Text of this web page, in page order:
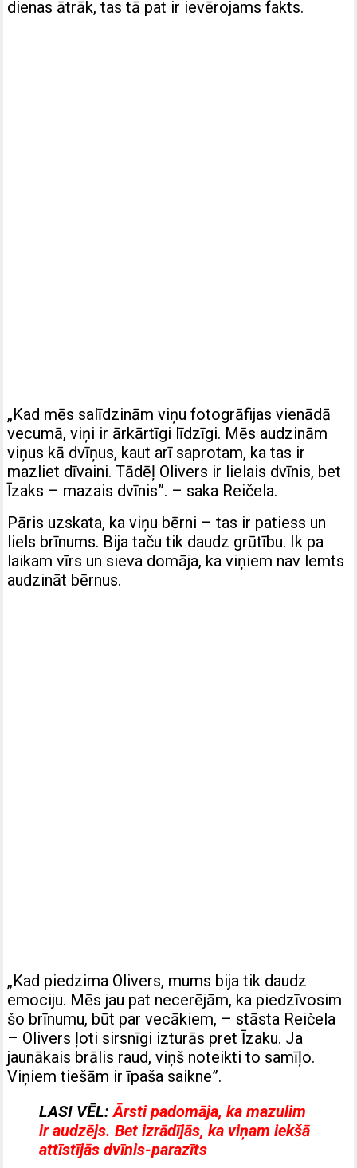
dienas ātrāk, tas tā pat ir ievērojams fakts.
„Kad mēs salīdzinām viņu fotogrāfijas vienādā
vecumā, viņi ir ārkārtīgi līdzīgi. Mēs audzinām
viņus kā dvīņus, kaut arī saprotam, ka tas ir
mazliet dīvaini. Tādēļ Olivers ir lielais dvīnis, bet
Īzaks – mazais dvīnis”. – saka Reičela.
Pāris uzskata, ka viņu bērni – tas ir patiess un
liels brīnums. Bija taču tik daudz grūtību. Ik pa
laikam vīrs un sieva domāja, ka viņiem nav lemts
audzināt bērnus.
„Kad piedzima Olivers, mums bija tik daudz
emociju. Mēs jau pat necerējām, ka piedzīvosim
šo brīnumu, būt par vecākiem, – stāsta Reičela
– Olivers ļoti sirsnīgi izturās pret Īzaku. Ja
jaunākais brālis raud, viņš noteikti to samīļo.
Viņiem tiešām ir īpaša saikne”.
LASI VĒL: Ārsti padomāja, ka mazulim
ir audzējs. Bet izrādījās, ka viņam iekšā
attīstījās dvīnis-parazīts